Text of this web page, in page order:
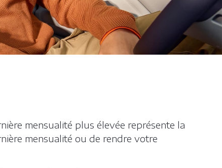
mensualité plus élevée représente la
mensualité ou de rendre votre